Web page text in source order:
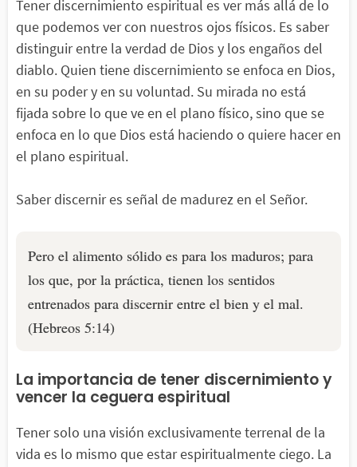
Tener discernimiento espiritual es ver más allá de lo
que podemos ver con nuestros ojos físicos. Es saber
distinguir entre la verdad de Dios y los engaños del
diablo. Quien tiene discernimiento se enfoca en Dios,
en su poder y en su voluntad. Su mirada no está
fijada sobre lo que ve en el plano físico, sino que se
enfoca en lo que Dios está haciendo o quiere hacer en
el plano espiritual.
Saber discernir es señal de madurez en el Señor.
Pero el alimento sólido es para los maduros; para
los que, por la práctica, tienen los sentidos
entrenados para discernir entre el bien y el mal.
(Hebreos 5:14)
La importancia de tener discernimiento y
vencer la ceguera espiritual
Tener solo una visión exclusivamente terrenal de la
vida es lo mismo que estar espiritualmente ciego. La